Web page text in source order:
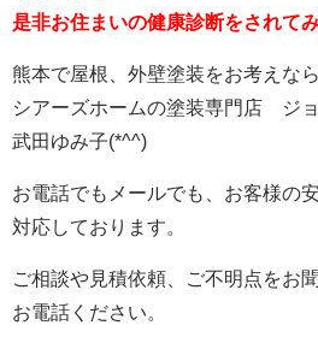
是非お住まいの健康診断をされて
熊本で屋根、外壁塗装をお考えなら
シアーズホームの塗装専門店 ジ
武田ゆみ子(*^^)
お電話でもメールでも、お客様の
対応しております。
ご相談や見積依頼、ご不明点をお
お電話ください。